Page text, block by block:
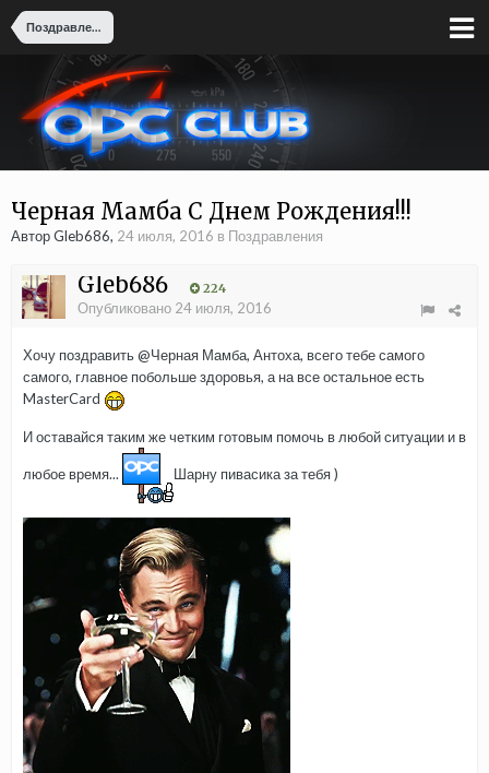
Поздравления
Черная Мамба С Днем Рождения!!!
Автор Gleb686, 24 июля, 2016 в Поздравления
Gleb686 224
Опубликовано 24 июля, 2016
Хочу поздравить@Черная Мамба, Антоха, всего тебе самого
самого, главное побольше здоровья, а на все остальное есть
MasterCard
И оставайся таким же четким готовым помочь в любой ситуации и в
любое время... Шарну пивасика за тебя )